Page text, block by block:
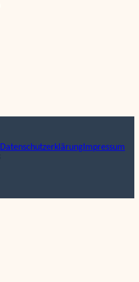
Datenschutzerklärung Impressum